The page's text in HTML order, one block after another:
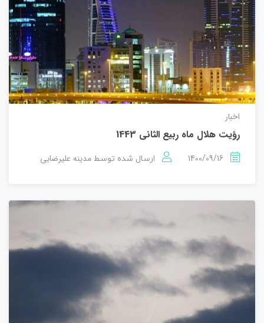
اخبار
رؤیت‌ هلال ماه ربيع الثاني 1443
1400/09/16 ارسال شده توسط مدینه علیرضایی